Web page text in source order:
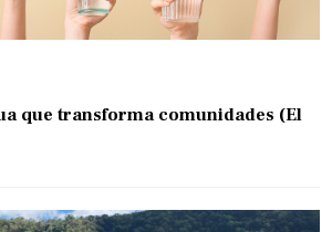
que transforma comunidades (El